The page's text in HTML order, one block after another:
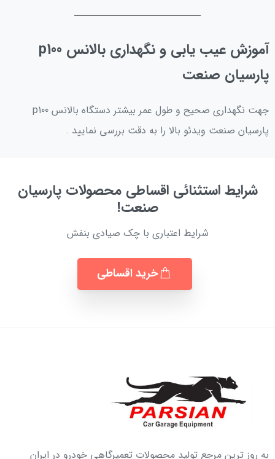
آموزش عیب یابی و نگهداری بالانس p100
پارسیان صنعت
جهت نگهداری صحیح و طول عمر بیشتر دستگاه بالانس p100
پارسیان صنعت ویدئو بالا را به دقت بررسی نمایید .
شرایط استثنائی اقساطی محصولات پارسیان
صنعت!
شرایط اعتباری با چک صیادی بنفش
خرید اقساطی
به روز ترین مرجع تولید محصولات تعمیرگاهی خودرو در ایران